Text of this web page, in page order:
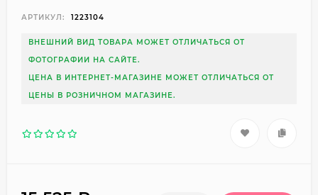
АРТИКУЛ: 1223104
ВНЕШНИЙ ВИД ТОВАРА МОЖЕТ ОТЛИЧАТЬСЯ ОТ
ФОТОГРАФИИ НА САЙТЕ.
ЦЕНА В ИНТЕРНЕТ-МАГАЗИНЕ МОЖЕТ ОТЛИЧАТЬСЯ ОТ
ЦЕНЫ В РОЗНИЧНОМ МАГАЗИНЕ.